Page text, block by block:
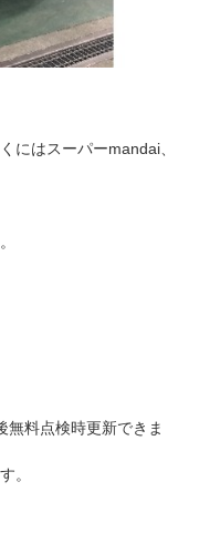
にはスーパーmandai、
無料点検時更新できま
。